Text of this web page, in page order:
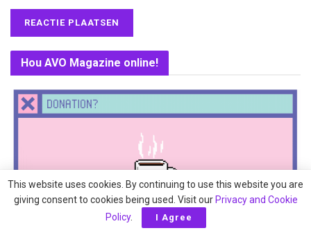
Hou AVO Magazine online!
This website uses cookies. By continuing to use this website you are
giving consent to cookies being used. Visit our Privacy and Cookie
Policy. I Agree